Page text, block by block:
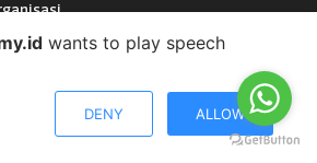
PPID RSUD dr. Soedarso
May 06,
Perjanjian
antara RSUD Dokter
dengan Balai Pelayanan
wants to play speech
DENY ALLOW